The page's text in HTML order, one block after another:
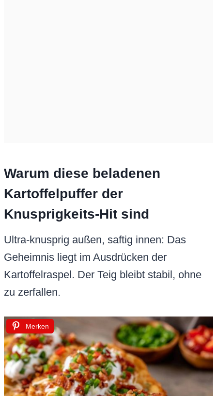
Warum diese beladenen
Kartoffelpuffer der
Knusprigkeits-Hit sind
Ultra-knusprig außen, saftig innen: Das
Geheimnis liegt im Ausdrücken der
Kartoffelraspel. Der Teig bleibt stabil, ohne
zu zerfallen.
Merken